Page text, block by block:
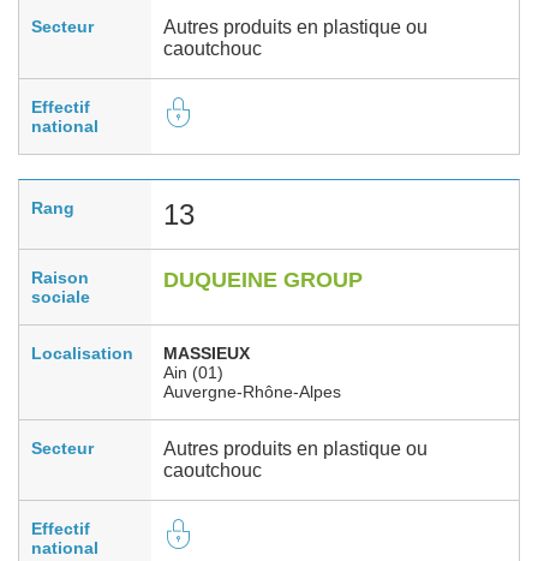
Secteur
Autres produits en plastique ou
caoutchouc
Effectif
national
Rang 13
Raison
sociale
DUQUEINE GROUP
Localisation
MASSIEUX
Ain (01)
Auvergne-Rhône-Alpes
Secteur
Autres produits en plastique ou
caoutchouc
Effectif
national